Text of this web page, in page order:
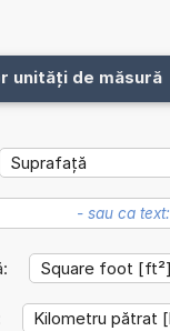
unități de măsură